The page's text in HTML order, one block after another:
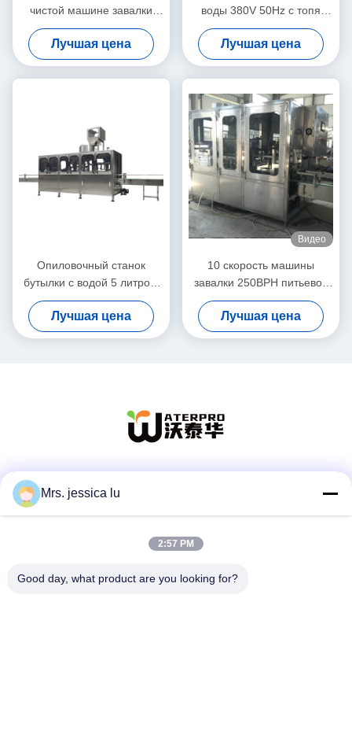
чистой машине завалки
3000BPH питьевой воды
для бутылки ЛЮБИМЦА
пластиковой
Лучшая цена
воды 380V 50Hz с топя
заполняя герметизируя
комбинацией
Лучшая цена
Опиловочный станок
бутылки с водой 5 литров,
машина 600BPH воды в
бутылках изготовляя
Лучшая цена
Видео
10 скорость машины
завалки 250BPH питьевой
воды литра автоматическая
Лучшая цена
Mrs. jessica lu
2:57 PM
Good day, what product are you looking for?